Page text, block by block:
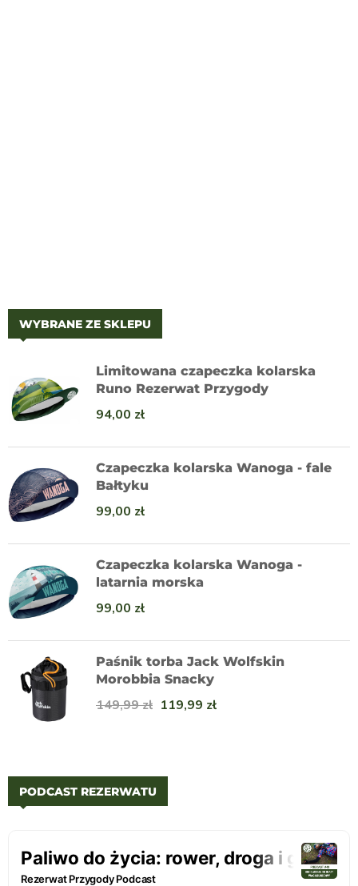
WYBRANE ZE SKLEPU
Limitowana czapeczka kolarska
Runo Rezerwat Przygody
94,00 zł
Czapeczka kolarska Wanoga - fale
Bałtyku
99,00 zł
Czapeczka kolarska Wanoga -
latarnia morska
99,00 zł
Paśnik torba Jack Wolfskin
Morobbia Snacky
149,99zł 119,99 zł
PODCAST REZERWATU